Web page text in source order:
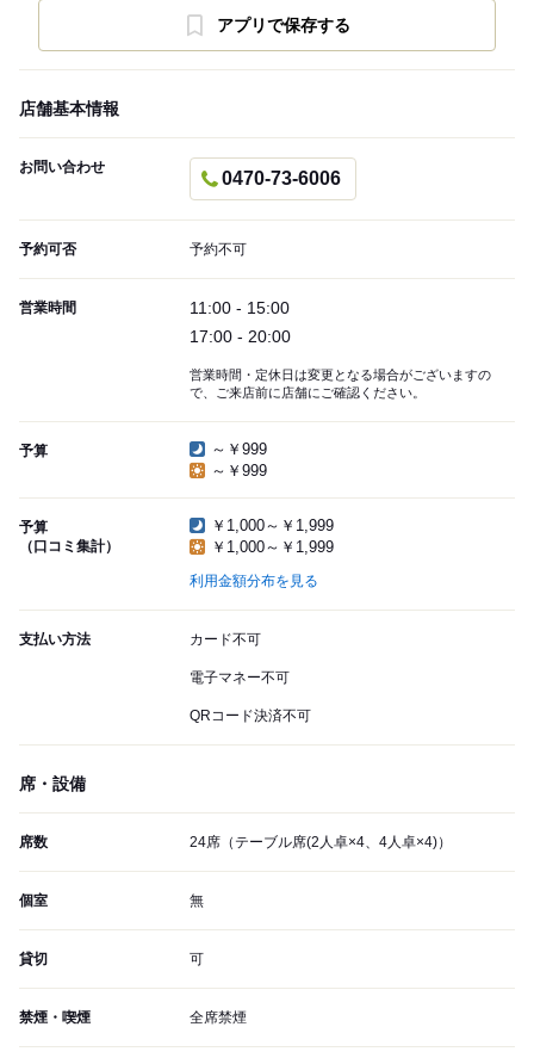
アプリで保存する
店舗基本情報
お問い合わせ
0470-73-6006
予約可否 予約不可
営業時間
11:00 - 15:00
17:00 - 20:00
営業時間・定休日は変更となる場合がございますの
で、ご来店前に店舗にご確認ください。
予算
～￥999
～￥999
予算
（口コミ集計）
￥1,000～￥1,999
￥1,000～￥1,999
利用金額分布を見る
支払い方法 カード不可
電子マネー不可
QRコード決済不可
席・設備
席数 24席（テーブル席(2人卓×4、4人卓×4)）
個室 無
貸切 可
禁煙・喫煙 全席禁煙